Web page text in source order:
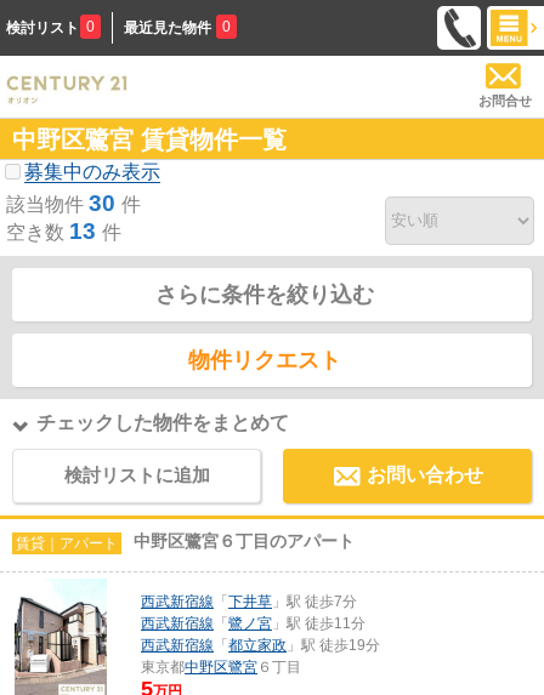
検討リスト 0 最近見た物件 0
お問合せ
中野区鷺宮 賃貸物件一覧
募集中のみ表示
該当物件 30 件
空き数 13 件
さらに条件を絞り込む
物件リクエスト
チェックした物件をまとめて
検討リストに追加 お問い合わせ
賃貸｜アパート 中野区鷺宮６丁目のアパート
西武新宿線 「 下井草 」駅 徒歩7分
西武新宿線 「 鷺ノ宮 」駅 徒歩11分
西武新宿線 「 都立家政 」駅 徒歩19分
東京都中野区鷺宮 ６丁目
5万円